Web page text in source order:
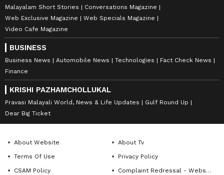
Malayalam Short Stories
Conversations Magazine
Web Exclusive Magazine
Web Specials Magazine
Video Cafe Magazine
BUSINESS
Business News Automobile News Technologies
Fact Check News
Finance
KRISHI PAZHAMCHOLLUKAL
Pravasi Malayali World, News & Life Updates
Gulf Round Up
Dear Big Ticket
About Website
About Tv
Terms Of Use
Privacy Policy
CSAM Policy
Complaint Redressal - Website